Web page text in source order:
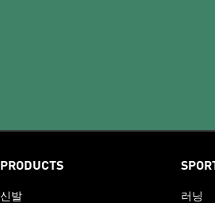
PRODUCTS
신발 러닝